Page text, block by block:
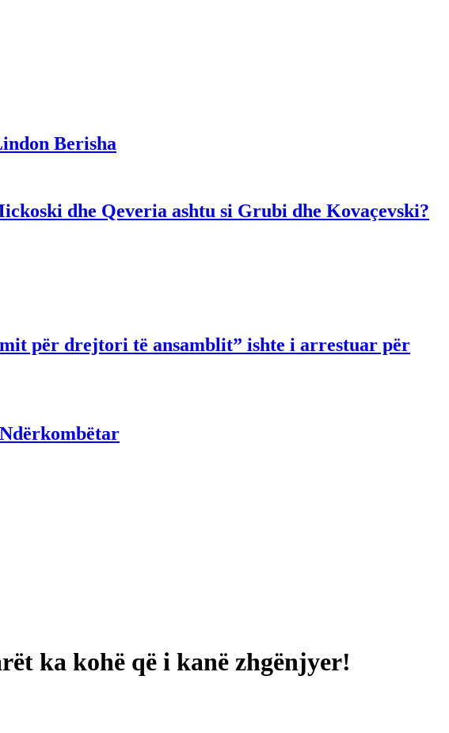
Berisha
dhe Qeveria ashtu si Grubi dhe Kovaçevski?
për drejtori të ansamblit” ishte i arrestuar për
ka kohë që i kanë zhgënjyer!